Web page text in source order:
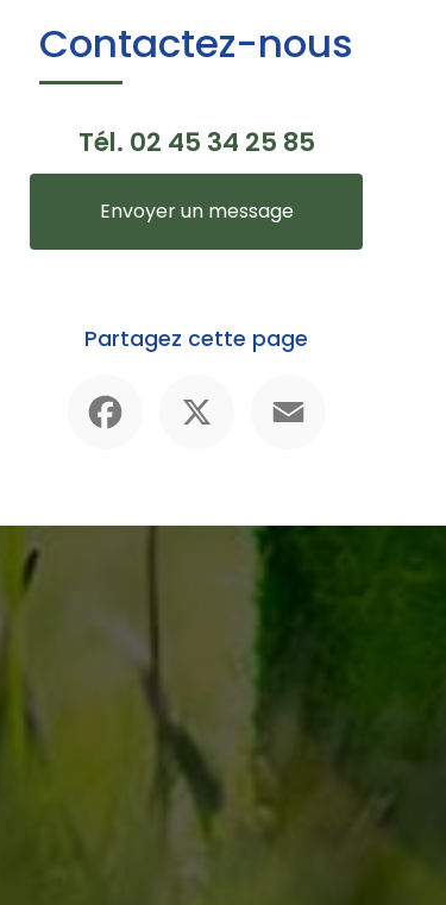
Contactez-nous
Tél. 02 45 34 25 85
Envoyer un message
Partagez cette page